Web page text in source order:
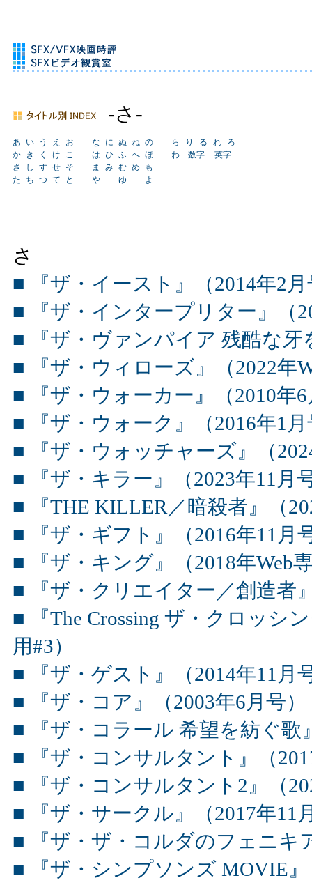
-さ-
あ い う え お な に ぬ ね の ら り る れ
ろ
か き く け こ は ひ ふ へ ほ わ 数字
英字
さ
し す せ そ ま み む め
も
た
ち つ て と や ゆ よ
さ
■ 『ザ・イースト』（2014年2
■ 『ザ・インタープリター』（
■ 『ザ・ヴァンパイア 残酷な牙
■ 『ザ・ウィローズ』（2022年
■ 『ザ・ウォーカー』（2010年
■ 『ザ・ウォーク』（2016年1
■ 『ザ・ウォッチャーズ』（
■ 『ザ・キラー』（2023年11月
■ 『THE KILLER／暗殺者』（
■ 『ザ・ギフト』（2016年11月
■ 『ザ・キング』（2018年Web
■ 『ザ・クリエイター／創造者
■ 『The Crossing ザ・クロッシ
用#3）
■ 『ザ・ゲスト』（2014年11月
■ 『ザ・コア』（2003年6月号）
■ 『ザ・コラール 希望を紡ぐ歌
■ 『ザ・コンサルタント』（
■ 『ザ・コンサルタント2』（
■ 『ザ・サークル』（2017年11
■ 『ザ・ザ・コルダのフェニキ
■ 『ザ・シンプソンズ MOVIE』